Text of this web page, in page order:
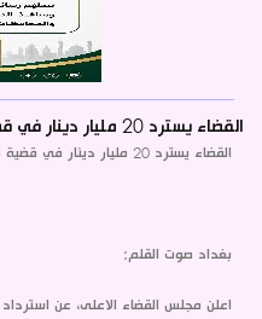
القضاء يسترد 20 مليار دينار في قضية فساد مالي وإداري
القضاء يسترد 20 مليار دينار في قضية فساد مالي وإداري
بغداد صوت القلم: